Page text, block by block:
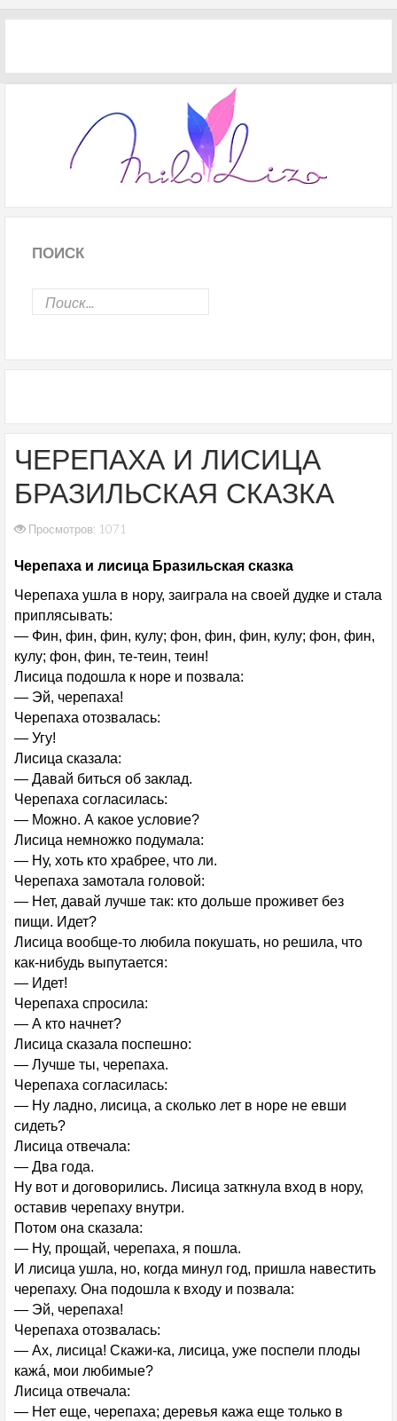
ПОИСК
ЧЕРЕПАХА И ЛИСИЦА
БРАЗИЛЬСКАЯ СКАЗКА
Просмотров: 1071
Черепаха и лисица Бразильская сказка
Черепаха ушла в нору, заиграла на своей дудке и стала
приплясывать:
— Фин, фин, фин, кулу; фон, фин, фин, кулу; фон, фин,
кулу; фон, фин, те-теин, теин!
Лисица подошла к норе и позвала:
— Эй, черепаха!
Черепаха отозвалась:
— Угу!
Лисица сказала:
— Давай биться об заклад.
Черепаха согласилась:
— Можно. А какое условие?
Лисица немножко подумала:
— Ну, хоть кто храбрее, что ли.
Черепаха замотала головой:
— Нет, давай лучше так: кто дольше проживет без
пищи. Идет?
Лисица вообще-то любила покушать, но решила, что
как-нибудь выпутается:
— Идет!
Черепаха спросила:
— А кто начнет?
Лисица сказала поспешно:
— Лучше ты, черепаха.
Черепаха согласилась:
— Ну ладно, лисица, а сколько лет в норе не евши
сидеть?
Лисица отвечала:
— Два года.
Ну вот и договорились. Лисица заткнула вход в нору,
оставив черепаху внутри.
Потом она сказала:
— Ну, прощай, черепаха, я пошла.
И лисица ушла, но, когда минул год, пришла навестить
черепаху. Она подошла к входу и позвала:
— Эй, черепаха!
Черепаха отозвалась:
— Ах, лисица! Скажи-ка, лисица, уже поспели плоды
кажá, мои любимые?
Лисица отвечала:
— Нет еще, черепаха; деревья кажа еще только в